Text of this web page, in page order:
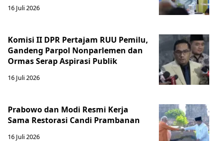
16 Juli 2026
Komisi II DPR Pertajam RUU Pemilu,
Gandeng Parpol Nonparlemen dan
Ormas Serap Aspirasi Publik
16 Juli 2026
Prabowo dan Modi Resmi Kerja
Sama Restorasi Candi Prambanan
16 Juli 2026